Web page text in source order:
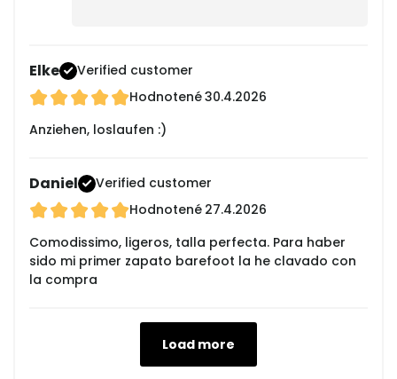
Elke
Verified customer
Hodnotené30.4.2026
Anziehen, loslaufen :)
Daniel
Verified customer
Hodnotené 27.4.2026
Comodissimo, ligeros, talla perfecta. Para haber
sido mi primer zapato barefoot la he clavado con
la compra
Load more